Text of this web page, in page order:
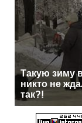
Такую зиму
никто не
так?!